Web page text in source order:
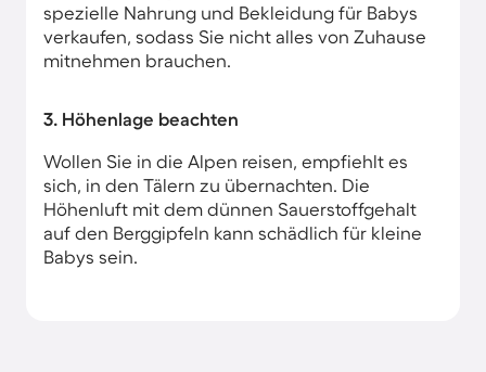
spezielle Nahrung und Bekleidung für Babys
verkaufen, sodass Sie nicht alles von Zuhause
mitnehmen brauchen.
3. Höhenlage beachten
Wollen Sie in die Alpen reisen, empfiehlt es
sich, in den Tälern zu übernachten. Die
Höhenluft mit dem dünnen Sauerstoffgehalt
auf den Berggipfeln kann schädlich für kleine
Babys sein.